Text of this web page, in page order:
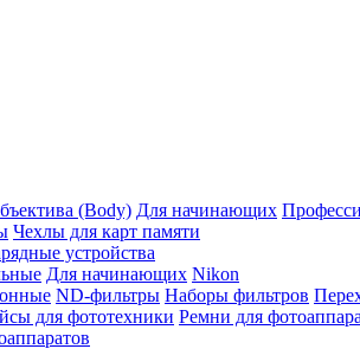
(Body) Для начинающих
Чехлы для карт памяти
устройства
Для начинающих Nikon
ND-фильтры Наборы фильтров
для фототехники Ремни для